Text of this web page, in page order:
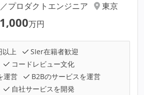
プロダクトエンジニア
東京
1,000万円
以上
SIer在籍者歓迎
コードレビュー文化
運営
B2Bのサービスを運営
自社サービスを開発